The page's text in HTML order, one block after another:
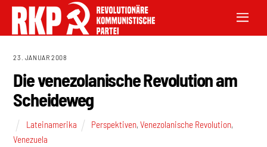
23. JANUAR 2008
Die venezolanische Revolution am
Scheideweg
Lateinamerika Perspektiven,Venezolanische Revolution,
Venezuela